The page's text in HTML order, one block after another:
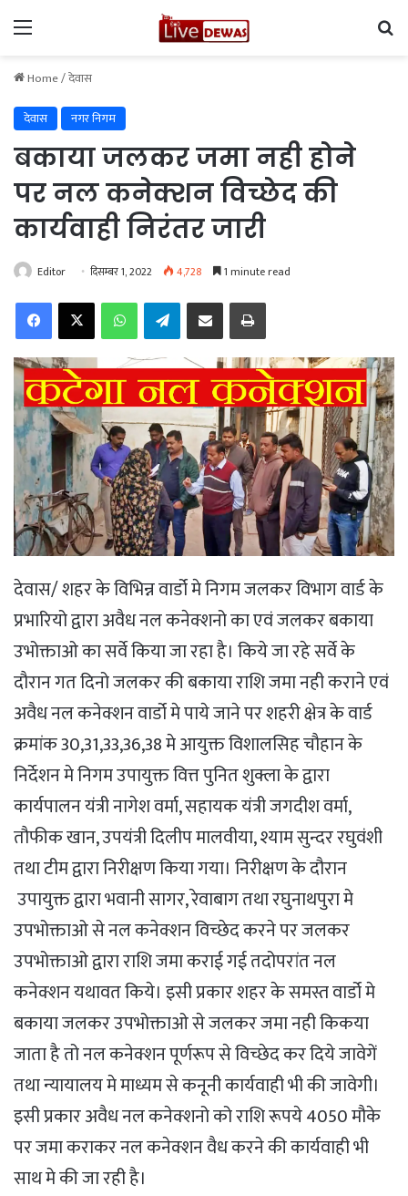
Home/देवास
देवास
नगर निगम
बकाया जलकर जमा नही होने
पर नल कनेक्शन विच्छेद की
कार्यवाही निरंतर जारी
Editor दिसम्बर 1, 2022 4,728 1 minute read
Telegram
देवास/ शहर के विभिन्न वार्डो मे निगम जलकर विभाग वार्ड के
प्रभारियो द्वारा अवैध नल कनेक्शनो का एवं जलकर बकाया
उभोक्ताओ का सर्वे किया जा रहा है। किये जा रहे सर्वे के
दौरान गत दिनो जलकर की बकाया राशि जमा नही कराने एवं
अवैध नल कनेक्शन वार्डो मे पाये जाने पर शहरी क्षेत्र के वार्ड
क्रमांक 30,31,33,36,38 मे आयुक्त विशालसिह चौहान के
निर्देशन मे निगम उपायुक्त वित्त पुनित शुक्ला के द्वारा
कार्यपालन यंत्री नागेश वर्मा, सहायक यंत्री जगदीश वर्मा,
तौफीक खान, उपयंत्री दिलीप मालवीया, श्याम सुन्दर रघुवंशी
तथा टीम द्वारा निरीक्षण किया गया। निरीक्षण के दौरान
उपायुक्त द्वारा भवानी सागर, रेवाबाग तथा रघुनाथपुरा मे
उपभोक्ताओ से नल कनेक्शन विच्छेद करने पर जलकर
उपभोक्ताओ द्वारा राशि जमा कराई गई तदोपरांत नल
कनेक्शन यथावत किये। इसी प्रकार शहर के समस्त वार्डो मे
बकाया जलकर उपभोक्ताओ से जलकर जमा नही किकया
जाता है तो नल कनेक्शन पूर्णरूप से विच्छेद कर दिये जावेगें
तथा न्यायालय मे माध्यम से कनूनी कार्यवाही भी की जावेगी।
इसी प्रकार अवैध नल कनेक्शनो को राशि रूपये 4050 मौके
पर जमा कराकर नल कनेक्शन वैध करने की कार्यवाही भी
साथ मे की जा रही है।